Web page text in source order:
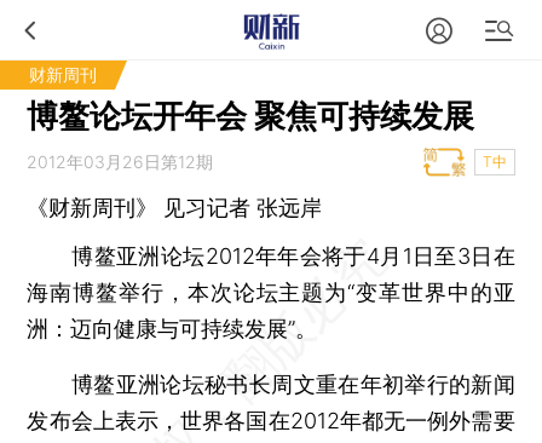
财新周刊
博鳌论坛开年会 聚焦可持续发展
2012年03月26日第12期 T中
《财新周刊》 见习记者张远岸
博鳌亚洲论坛2012年年会将于4月1日至3日在
海南博鳌举行，本次论坛主题为“变革世界中的亚
洲：迈向健康与可持续发展”。
博鳌亚洲论坛秘书长周文重在年初举行的新闻
发布会上表示，世界各国在2012年都无一例外需要